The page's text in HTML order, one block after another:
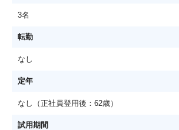
3名
転勤
なし
定年
なし（正社員登用後：62歳）
試用期間